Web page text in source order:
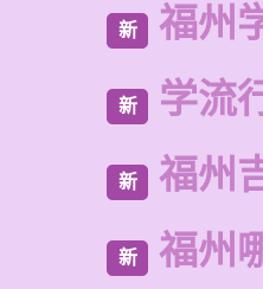
新 福州
新 学流
新 福州
新 福州